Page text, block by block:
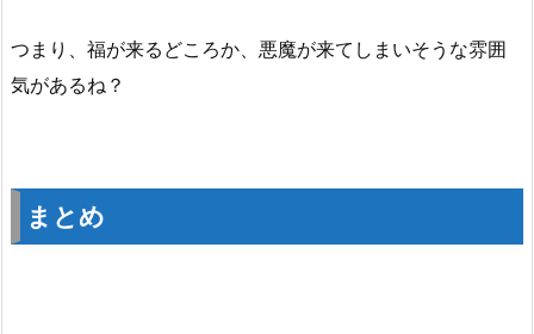
つまり、福が来るどころか、悪魔が来てしまいそうな雰囲
気があるね？
まとめ